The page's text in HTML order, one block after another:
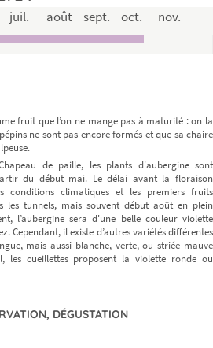
juil. août sept. oct. nov.
fruit que l’on ne mange pas à maturité : on la
ne sont pas encore formés et que sa chaire
de paille, les plants d'aubergine sont
du début mai. Le délai avant la floraison
conditions climatiques et les premiers fruits
les tunnels, mais souvent début août en plein
l’aubergine sera d'une belle couleur violette
Cependant, il existe d’autres variétés différentes
mais aussi blanche, verte, ou striée mauve
les cueillettes proposent la violette ronde ou
DÉGUSTATION